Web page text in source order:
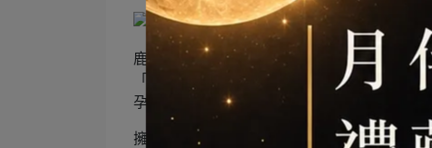
來自南投茶鄉的好滋味
鹿谷鄉位於南投縣西南部，丘陵地形、合適的
「凍頂烏龍茶」發源地。 「山生有幸」團隊
孕育出高品質的茶樹。
擁有金黃色茶湯的凍頂烏龍茶屬於半發酵茶